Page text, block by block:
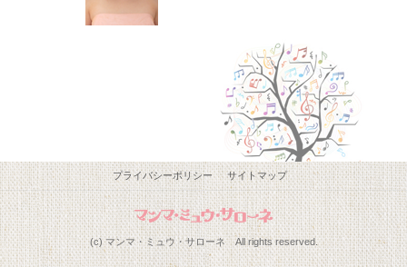
プライバシーポリシー サイトマップ
(c) マンマ・ミュウ・サローネ All rights reserved.